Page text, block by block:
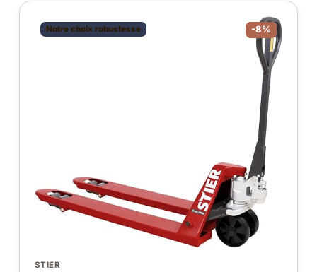
Notre choix robustesse -8%
STIER